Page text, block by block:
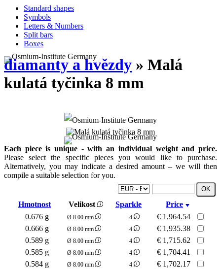
Standard shapes
Symbols
Letters & Numbers
Split bars
Boxes
diamanty a hvězdy » Malá
kulatá tyčinka 8 mm
Each piece is unique - with an individual weight and price.
Please select the specific pieces you would like to purchase.
Alternatively, you may indicate a desired amount – we will then
compile a suitable selection for you.
Hmotnost Velikost Sparkle
Price
0.676 g
Ø 8.00 mm 4 € 1,964.54
0.666 g
Ø 8.00 mm 4 € 1,935.38
0.589 g
Ø 8.00 mm 4 € 1,715.62
0.585 g
Ø 8.00 mm 4 € 1,704.41
0.584 g
Ø 8.00 mm 4 € 1,702.17